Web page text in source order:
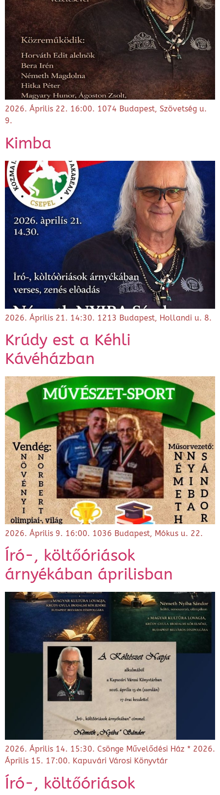
2026. Április 22. 16:00. 1074 Budapest, Szövetség u.
9.
Kimba
2026. Április 21. 14:30. 1213 Budapest, Hollandi u. 8.
Krúdy est a Kéhli
Kávéházban
2026. Április 9. 16:00. 1036 Budapest, Mókus u. 22.
Író-, költőóriások
árnyékában áprilisban
2026. Április 14. 15:30. Csönge Művelődési Ház * 2026.
Április 15. 17:00. Kapuvári Városi Könyvtár
Író-, költőóriások